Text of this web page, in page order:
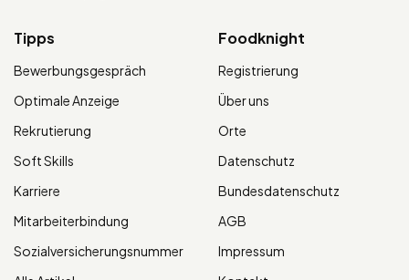
Tipps
Bewerbungsgespräch
Optimale Anzeige
Rekrutierung
Soft Skills
Karriere
Mitarbeiterbindung
Sozialversicherungsnummer
Foodknight
Registrierung
Über uns
Orte
Datenschutz
Bundesdatenschutz
AGB
Impressum